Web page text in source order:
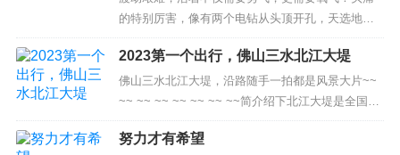
的特别厉害，像有两个电钻从头顶开孔，天选地转
的，耳朵嗡嗡响。咳嗽没停过，没有力气。...
2023第一个出行，佛山三水北江大堤
佛山三水北江大堤，沿路随手一拍都是风景大片~~
~~ ~~ ~~ ~~ ~~ ~~ ~~简介绍下北江大堤是全国七
大流域重点堤围之一，Ⅰ级堤防、100年一遇防洪标
准，位于北江下游的左岸，从清远市清城区石角镇
努力才有希望
纯音乐
8 天空之城 钢琴曲
9 日晷之梦 钢琴曲
11 高山流水